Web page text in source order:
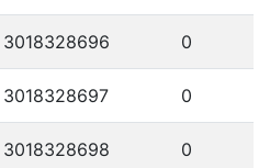
3018328696 0
3018328697 0
3018328698 0